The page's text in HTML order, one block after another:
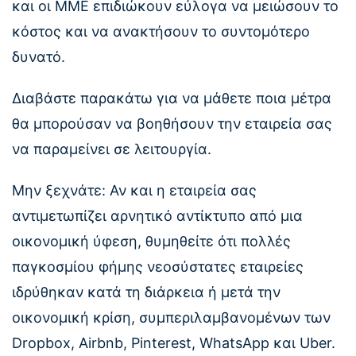
και οι ΜΜΕ επιδιώκουν εύλογα να μειώσουν το
κόστος και να ανακτήσουν το συντομότερο
δυνατό.
Διαβάστε παρακάτω για να μάθετε ποια μέτρα
θα μπορούσαν να βοηθήσουν την εταιρεία σας
να παραμείνει σε λειτουργία.
Μην ξεχνάτε: Αν και η εταιρεία σας
αντιμετωπίζει αρνητικό αντίκτυπο από μια
οικονομική ύφεση, θυμηθείτε ότι πολλές
παγκοσμίου φήμης νεοσύστατες εταιρείες
ιδρύθηκαν κατά τη διάρκεια ή μετά την
οικονομική κρίση, συμπεριλαμβανομένων των
Dropbox, Airbnb, Pinterest, WhatsApp και Uber.